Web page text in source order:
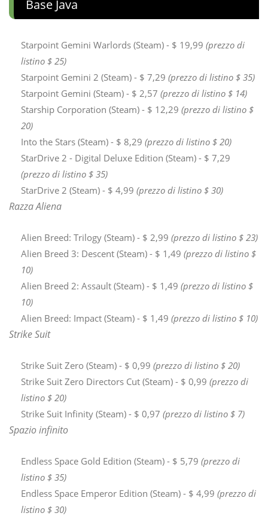
Base Java
Starpoint Gemini Warlords (Steam) - $ 19,99 (prezzo di
listino $ 25)
Starpoint Gemini 2 (Steam) - $ 7,29 (prezzo di listino $ 35)
Starpoint Gemini (Steam) - $ 2,57 (prezzo di listino $ 14)
Starship Corporation (Steam) - $ 12,29 (prezzo di listino $
20)
Into the Stars (Steam) - $ 8,29 (prezzo di listino $ 20)
StarDrive 2 - Digital Deluxe Edition (Steam) - $ 7,29
(prezzo di listino $ 35)
StarDrive 2 (Steam) - $ 4,99 (prezzo di listino $ 30)
Razza Aliena
Alien Breed: Trilogy (Steam) - $ 2,99 (prezzo di listino $ 23)
Alien Breed 3: Descent (Steam) - $ 1,49 (prezzo di listino $
10)
Alien Breed 2: Assault (Steam) - $ 1,49 (prezzo di listino $
10)
Alien Breed: Impact (Steam) - $ 1,49 (prezzo di listino $ 10)
Strike Suit
Strike Suit Zero (Steam) - $ 0,99 (prezzo di listino $ 20)
Strike Suit Zero Directors Cut (Steam) - $ 0,99 (prezzo di
listino $ 20)
Strike Suit Infinity (Steam) - $ 0,97 (prezzo di listino $ 7)
Spazio infinito
Endless Space Gold Edition (Steam) - $ 5,79 (prezzo di
listino $ 35)
Endless Space Emperor Edition (Steam) - $ 4,99 (prezzo di
listino $ 30)